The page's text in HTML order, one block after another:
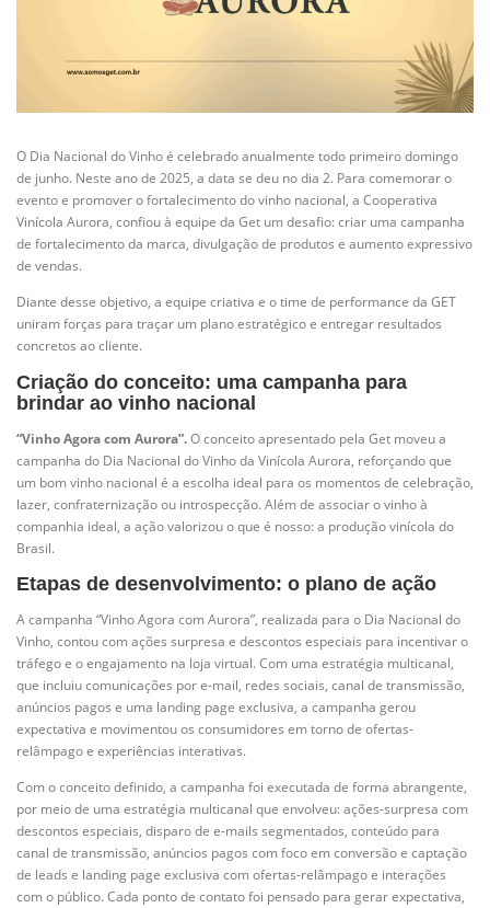
O Dia Nacional do Vinho é celebrado anualmente todo primeiro domingo
de junho. Neste ano de 2025, a data se deu no dia 2. Para comemorar o
evento e promover o fortalecimento do vinho nacional, a Cooperativa
Vinícola Aurora, confiou à equipe da Get um desafio: criar uma campanha
de fortalecimento da marca, divulgação de produtos e aumento expressivo
de vendas.
Diante desse objetivo, a equipe criativa e o time de performance da GET
uniram forças para traçar um plano estratégico e entregar resultados
concretos ao cliente.
Criação do conceito: uma campanha para
brindar ao vinho nacional
“Vinho Agora com Aurora”.O conceito apresentado pela Get moveu a
campanha do Dia Nacional do Vinho da Vinícola Aurora, reforçando que
um bom vinho nacional é a escolha ideal para os momentos de celebração,
lazer, confraternização ou introspecção. Além de associar o vinho à
companhia ideal, a ação valorizou o que é nosso: a produção vinícola do
Brasil.
Etapas de desenvolvimento: o plano de ação
A campanha “Vinho Agora com Aurora”, realizada para o Dia Nacional do
Vinho, contou com ações surpresa e descontos especiais para incentivar o
tráfego e o engajamento na loja virtual. Com uma estratégia multicanal,
que incluiu comunicações por e-mail, redes sociais, canal de transmissão,
anúncios pagos e uma landing page exclusiva, a campanha gerou
expectativa e movimentou os consumidores em torno de ofertas-
relâmpago e experiências interativas.
Com o conceito definido, a campanha foi executada de forma abrangente,
por meio de uma estratégia multicanal que envolveu: ações-surpresa com
descontos especiais, disparo de e-mails segmentados, conteúdo para
canal de transmissão, anúncios pagos com foco em conversão e captação
de leads e landing page exclusiva com ofertas-relâmpago e interações
com o público. Cada ponto de contato foi pensado para gerar expectativa,